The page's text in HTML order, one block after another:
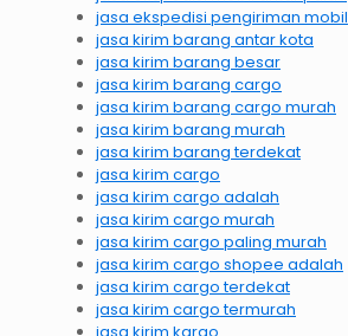
jasa ekspedisi pengiriman mobil
jasa kirim barang antar kota
jasa kirim barang besar
jasa kirim barang cargo
jasa kirim barang cargo murah
jasa kirim barang murah
jasa kirim barang terdekat
jasa kirim cargo
jasa kirim cargo adalah
jasa kirim cargo murah
jasa kirim cargo paling murah
jasa kirim cargo shopee adalah
jasa kirim cargo terdekat
jasa kirim cargo termurah